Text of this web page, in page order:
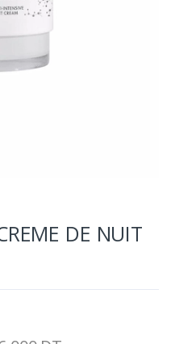
DE NUIT